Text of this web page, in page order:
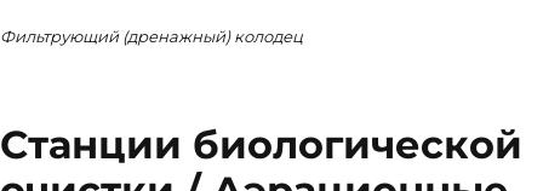
Фильтрующий (дренажный) колодец
Станции биологической